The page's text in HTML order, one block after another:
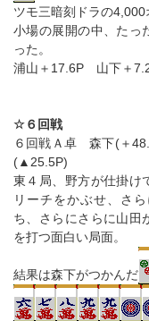
ツモ三暗刻ドラの4,000
小場の展開の中、たっ
った。
浦山＋17.6P 山下＋
☆６回戦
６回戦Ａ卓 森下(＋
(▲25.5P)
東４局、野方が仕掛け
リーチをかぶせ、さ
ち、さらにさらに山田
を打つ面白い局面。
結果は森下がつかんだ